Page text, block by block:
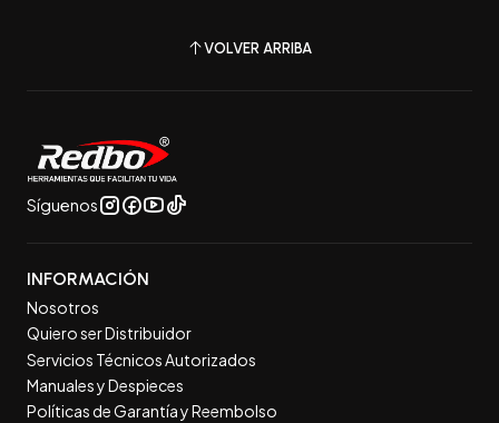
VOLVER ARRIBA
Síguenos
INFORMACIÓN
Nosotros
Quiero ser Distribuidor
Servicios Técnicos Autorizados
Manuales y Despieces
Políticas de Garantía y Reembolso